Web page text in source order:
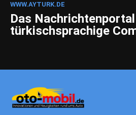
WWW.AYTURK.DE
Das
türkischsprachige